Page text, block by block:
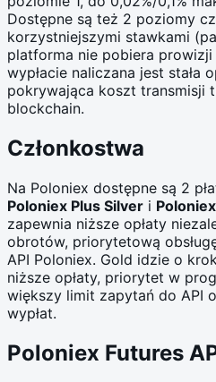
Dostępne są też 2 poziomy
korzystniejszymi stawkami
platforma nie pobiera
wypłacie naliczana jest stała
pokrywająca koszt transmisji
blockchain.
Członkostwa
Na Poloniex dostępne są 2
Poloniex Plus Silver i
zapewnia niższe opłaty
obrotów, priorytetową
API Poloniex. Gold idzie o
niższe opłaty, priorytet w
większy limit zapytań do API
wypłat.
Poloniex Futures